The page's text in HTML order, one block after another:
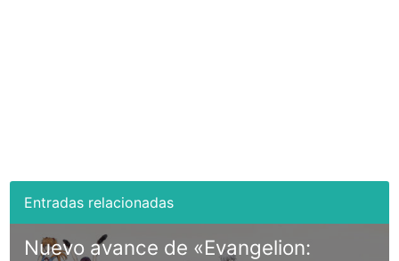
Nuevo avance de «Evangelion: